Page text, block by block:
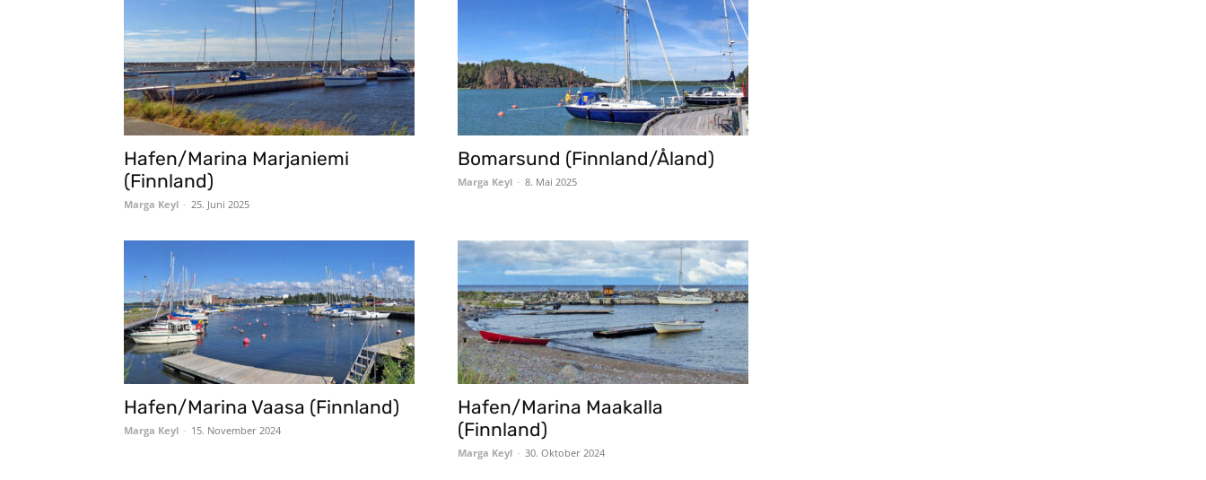
Hafen/Marina Marjaniemi
(Finnland)
Marga Keyl - 25. Juni 2025
Bomarsund (Finnland/Åland)
Marga Keyl - 8. Mai 2025
Hafen/Marina Vaasa (Finnland)
Marga Keyl - 15. November 2024
Hafen/Marina Maakalla
(Finnland)
Marga Keyl - 30. Oktober 2024